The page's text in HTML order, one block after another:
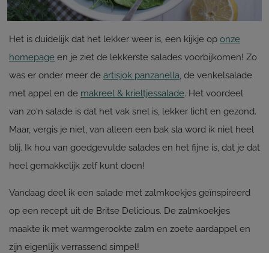
Het is duidelijk dat het lekker weer is, een kijkje op onze
homepage en je ziet de lekkerste salades voorbijkomen! Zo
was er onder meer de artisjok panzanella, de venkelsalade
met appel en de makreel & krieltjessalade. Het voordeel
van zo'n salade is dat het vak snel is, lekker licht en gezond.
Maar, vergis je niet, van alleen een bak sla word ik niet heel
blij. Ik hou van goedgevulde salades en het fijne is, dat je dat
heel gemakkelijk zelf kunt doen!
Vandaag deel ik een salade met zalmkoekjes geïnspireerd
op een recept uit de Britse Delicious. De zalmkoekjes
maakte ik met warmgerookte zalm en zoete aardappel en
zijn eigenlijk verrassend simpel!